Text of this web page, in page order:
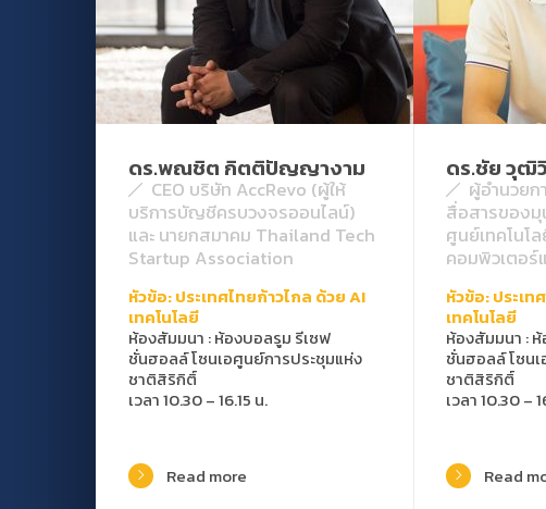
ดร.พณชิต กิตติปัญญางาม
CEO บริษัท AccRevo (ผู้ให้
บริการบัญชีครบวงจรออนไลน์)
และ นายกสมาคม Thailand Tech
Startup Association
หัวข้อ: ประเทศไทยก้าวไกล ด้วย AI
เทคโนโลยี
ห้องสัมมนา :ห้องบอลรูม รีเซฟ
ชั่นฮอลล์ โซนเอศูนย์การประชุมแห่ง
ชาติสิริกิติ์
เวลา 10.30 – 16.15 น.
Read more
ดร.ชัย วุฒิ
ผู้อำนวยก
สื่อสารของมุ
ศูนย์เทคโนโ
คอมพิวเตอร์
หัวข้อ: ประเท
เทคโนโลยี
ห้องสัมมนา :
ชั่นฮอลล์ โซน
ชาติสิริกิติ์
เวลา 10.30 –
Read